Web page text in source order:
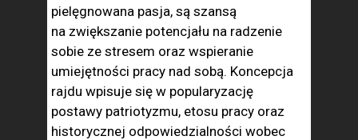
pielęgnowana pasja, są szansą
na zwiększanie potencjału na radzenie
sobie ze stresem oraz wspieranie
umiejętności pracy nad sobą. Koncepcja
rajdu wpisuje się w popularyzację
postawy patriotyzmu, etosu pracy oraz
historycznej odpowiedzialności wobec